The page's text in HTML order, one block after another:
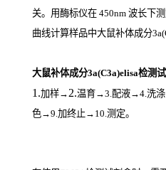
关。用酶标仪在 450nm 波长下
曲线计算样品中大鼠补体成分
大鼠补体成分3a(C3a)elisa检测
1.加样→ 2.温育→3.配液→4.洗
色→9.加终止→10.测定。